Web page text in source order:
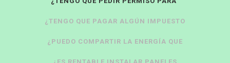
INSTALAR PANELES FOTOVOLTAICOS?
¿TENGO QUE PAGAR ALGÚN IMPUESTO
POR PONER PANELES FOTOVOLTAICOS?
¿PUEDO COMPARTIR LA ENERGÍA QUE